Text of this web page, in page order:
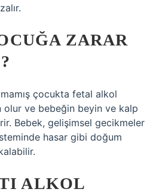
ZARAR
çocukta fetal alkol
olur ve bebeğin beyin ve kalp
Bebek, gelişimsel gecikmeler
hasar gibi doğum
ALKOL